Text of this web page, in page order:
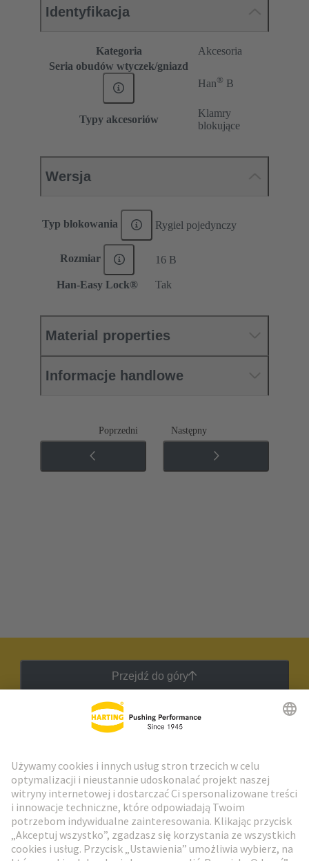
Identyfikacja
Kategoria
Akcesoria
Seria obudów wtyczek/gniazd
Han® B
Typy akcesoriów
Klamry
blokujące
Wersja
Typ blokowania Rygiel pojedynczy
Rozmiar 16 B
Han-Easy Lock® Tak
Material properties
Informacje handlowe
Poprzedni Następny
Przejdź do góry
Przejdź do rejestracji